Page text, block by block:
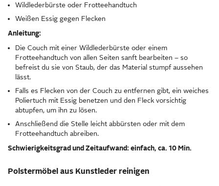
Wildlederbürste oder Frotteehandtuch
Weißen Essig gegen Flecken
Anleitung:
Die Couch mit einer Wildlederbürste oder einem
Frotteehandtuch von allen Seiten sanft bearbeiten – so
befreist du sie von Staub, der das Material stumpf aussehen
lässt.
Falls es Flecken von der Couch zu entfernen gibt, ein weiches
Poliertuch mit Essig benetzen und den Fleck vorsichtig
abtupfen, um ihn zu lösen.
Anschließend die Stelle leicht abbürsten oder mit dem
Frotteehandtuch abreiben.
Schwierigkeitsgrad und Zeitaufwand: einfach, ca. 10 Min.
Polstermöbel aus Kunstleder reinigen